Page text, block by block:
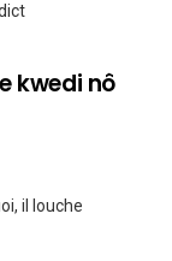
kwedi nô
il louche